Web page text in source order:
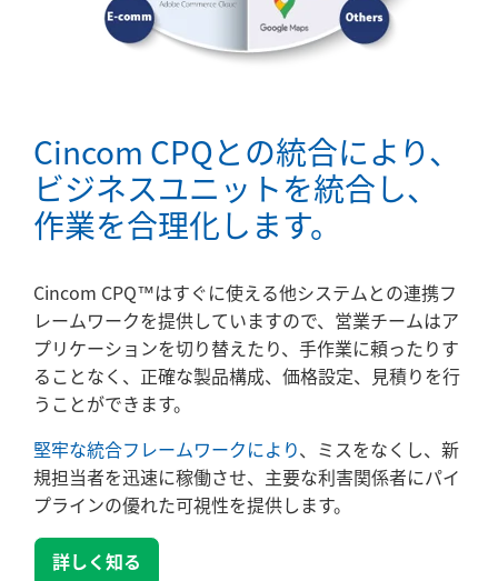
Cincom CPQとの統合により、
ビジネスユニットを統合し、
作業を合理化します。
Cincom CPQ™はすぐに使える他システムとの連携フ
レームワークを提供していますので、営業チームはア
プリケーションを切り替えたり、手作業に頼ったりす
ることなく、正確な製品構成、価格設定、見積りを行
うことができます。
堅牢な統合フレームワークにより、ミスをなくし、新
規担当者を迅速に稼働させ、主要な利害関係者にパイ
プラインの優れた可視性を提供します。
詳しく知る